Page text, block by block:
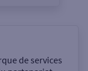
de services